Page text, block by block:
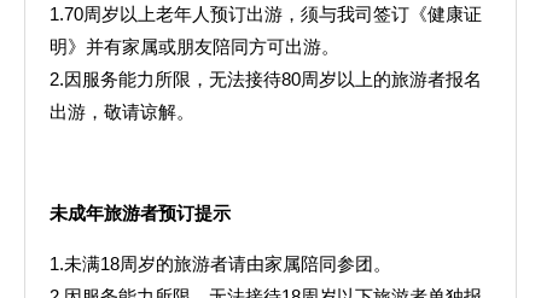
1.70周岁以上老年人预订出游，须与我司签订《健康证
明》并有家属或朋友陪同方可出游。
2.因服务能力所限，无法接待80周岁以上的旅游者报名
出游，敬请谅解。
未成年旅游者预订提示
1.未满18周岁的旅游者请由家属陪同参团。